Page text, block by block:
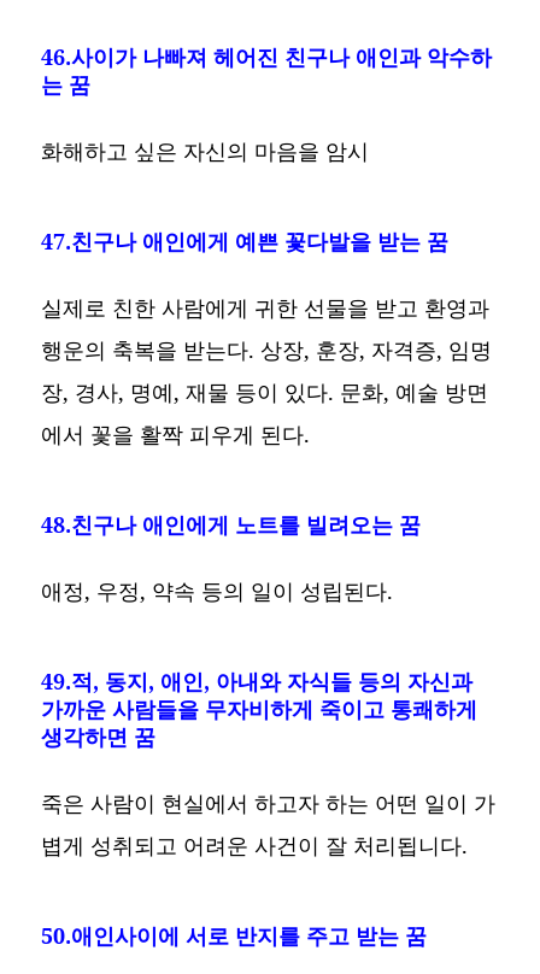
46.사이가 나빠져 헤어진 친구나 애인과 악수하
는 꿈
화해하고 싶은 자신의 마음을 암시
47.친구나 애인에게 예쁜 꽃다발을 받는 꿈
실제로 친한 사람에게 귀한 선물을 받고 환영과
행운의 축복을 받는다. 상장, 훈장, 자격증, 임명
장, 경사, 명예, 재물 등이 있다. 문화, 예술 방면
에서 꽃을 활짝 피우게 된다.
48.친구나 애인에게 노트를 빌려오는 꿈
애정, 우정, 약속 등의 일이 성립된다.
49.적, 동지, 애인, 아내와 자식들 등의 자신과
가까운 사람들을 무자비하게 죽이고 통쾌하게
생각하면 꿈
죽은 사람이 현실에서 하고자 하는 어떤 일이 가
볍게 성취되고 어려운 사건이 잘 처리됩니다.
50.애인사이에 서로 반지를 주고 받는 꿈